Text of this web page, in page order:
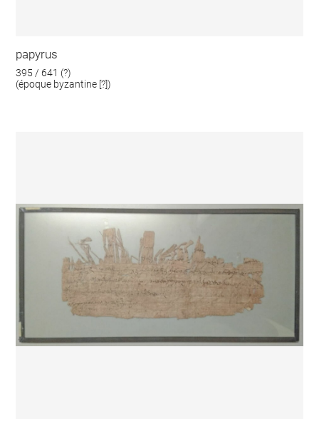
papyrus
395 / 641 (?)
(époque byzantine [?])